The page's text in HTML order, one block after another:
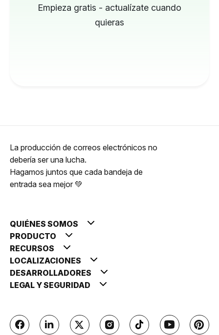
Empieza gratis - actualízate cuando
quieras
La producción de correos electrónicos no
debería ser una lucha.
Hagamos juntos que cada bandeja de
entrada sea mejor 💚
QUIÉNES SOMOS
PRODUCTO
RECURSOS
LOCALIZACIONES
DESARROLLADORES
LEGAL Y SEGURIDAD